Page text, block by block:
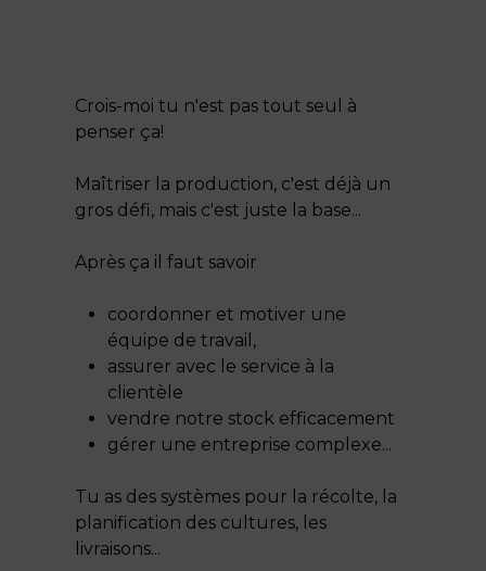
Crois-moi tu n'est pas tout seul à
penser ça!
Maîtriser la production, c'est déjà un
gros défi, mais c'est juste la base...
Après ça il faut savoir
coordonner et motiver une
équipe de travail,
assurer avec le service à la
clientèle
vendre notre stock efficacement
gérer une entreprise complexe...
Tu as des systèmes pour la récolte, la
planification des cultures, les
livraisons...